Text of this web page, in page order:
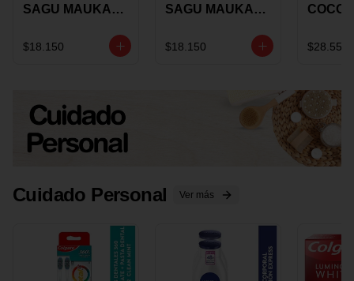
SAGU MAUKA
$18.150
SAGU MAUKA
GRS
$18.150
COCO
150G
$28.550
Cuidado Personal Ver más